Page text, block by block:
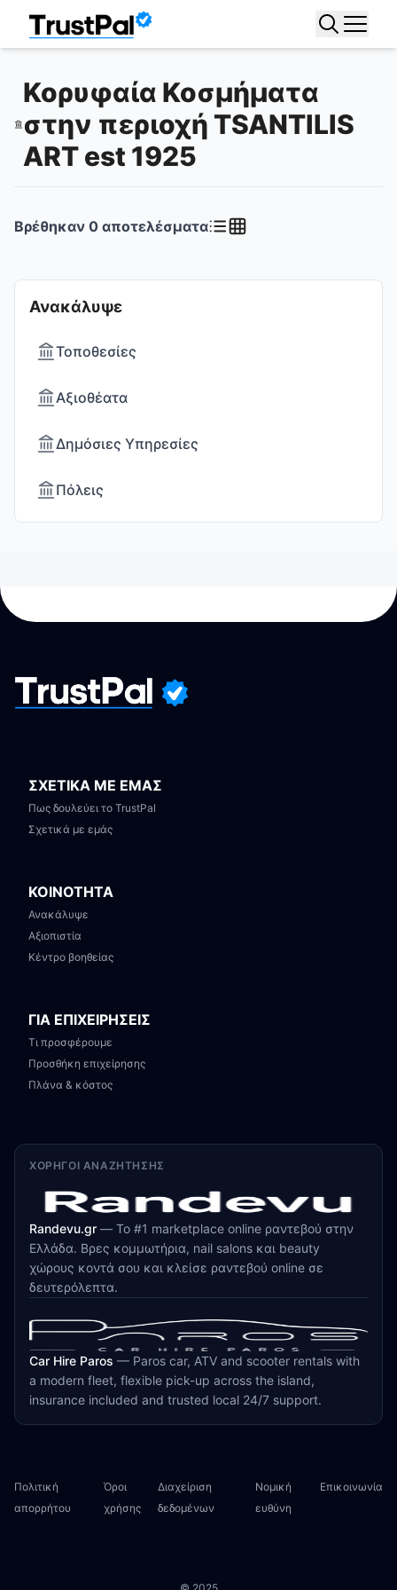
Κορυφαία Κοσμήματα
στην περιοχή TSANTILIS
ART est 1925
Ανακάλυψε
Τοποθεσίες
Αξιοθέατα
Δημόσιες Υπηρεσίες
Πόλεις
Βρέθηκαν 0 αποτελέσματα
ΣΧΕΤΙΚΑ ΜΕ ΕΜΑΣ
Πως δουλεύει το TrustPal
Σχετικά με εμάς
ΚΟΙΝΟΤΗΤΑ
Ανακάλυψε
Αξιοπιστία
Κέντρο βοηθείας
ΓΙΑ ΕΠΙΧΕΙΡΗΣΕΙΣ
Τι προσφέρουμε
Προσθήκη επιχείρησης
Πλάνα & κόστος
ΧΟΡΗΓΟΊ ΑΝΑΖΉΤΗΣΗΣ
Randevu.gr — Το #1 marketplace online ραντεβού στην
Ελλάδα. Βρες κομμωτήρια, nail salons και beauty
χώρους κοντά σου και κλείσε ραντεβού online σε
δευτερόλεπτα.
Car Hire Paros — Paros car, ATV and scooter rentals with
a modern fleet, flexible pick-up across the island,
insurance included and trusted local 24/7 support.
Πολιτική
απορρήτου
Όροι
χρήσης
Διαχείριση
δεδομένων
Νομική
ευθύνη
Επικοινωνία